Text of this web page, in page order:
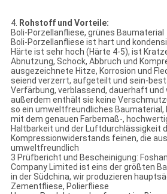
4. Rohstoff und Vorteile:
Boli-Porzellanfliese, grünes Baumaterial
Boli-Porzellanfliese ist hart und
Härte ist sehr hoch (Härte 4-5), ist
Abnutzung, Schock, Abbruch und
ausgezeichnete Hitze, Korrosion und
seiend verzerrt, aufgeteilt und sein-
Verfärbung, verblassend, dauerhaft
außerdem enthält sie keine
so ein umweltfreundliches Baumaterial,
mit dem genauen Farbemaß-,
Haltbarkeit und der Luftdurchlässigkeit
Kompressionwiderstands feinen, die
umweltfreundlich
3 Prüfbericht und Bescheinigung:
Company Limited ist eins der größten
in der Südchina, wir produzieren
Zementfliese, Polierfliese